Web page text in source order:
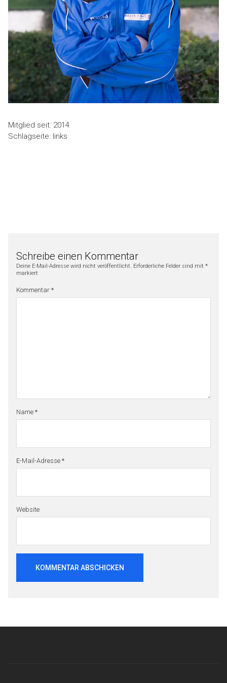
Mitglied seit: 2014
Schlagseite: links
Schreibe einen Kommentar
Deine E-Mail-Adresse wird nicht veröffentlicht. Erforderliche Felder sind mit *
markiert
Kommentar *
Name *
E-Mail-Adresse *
Website